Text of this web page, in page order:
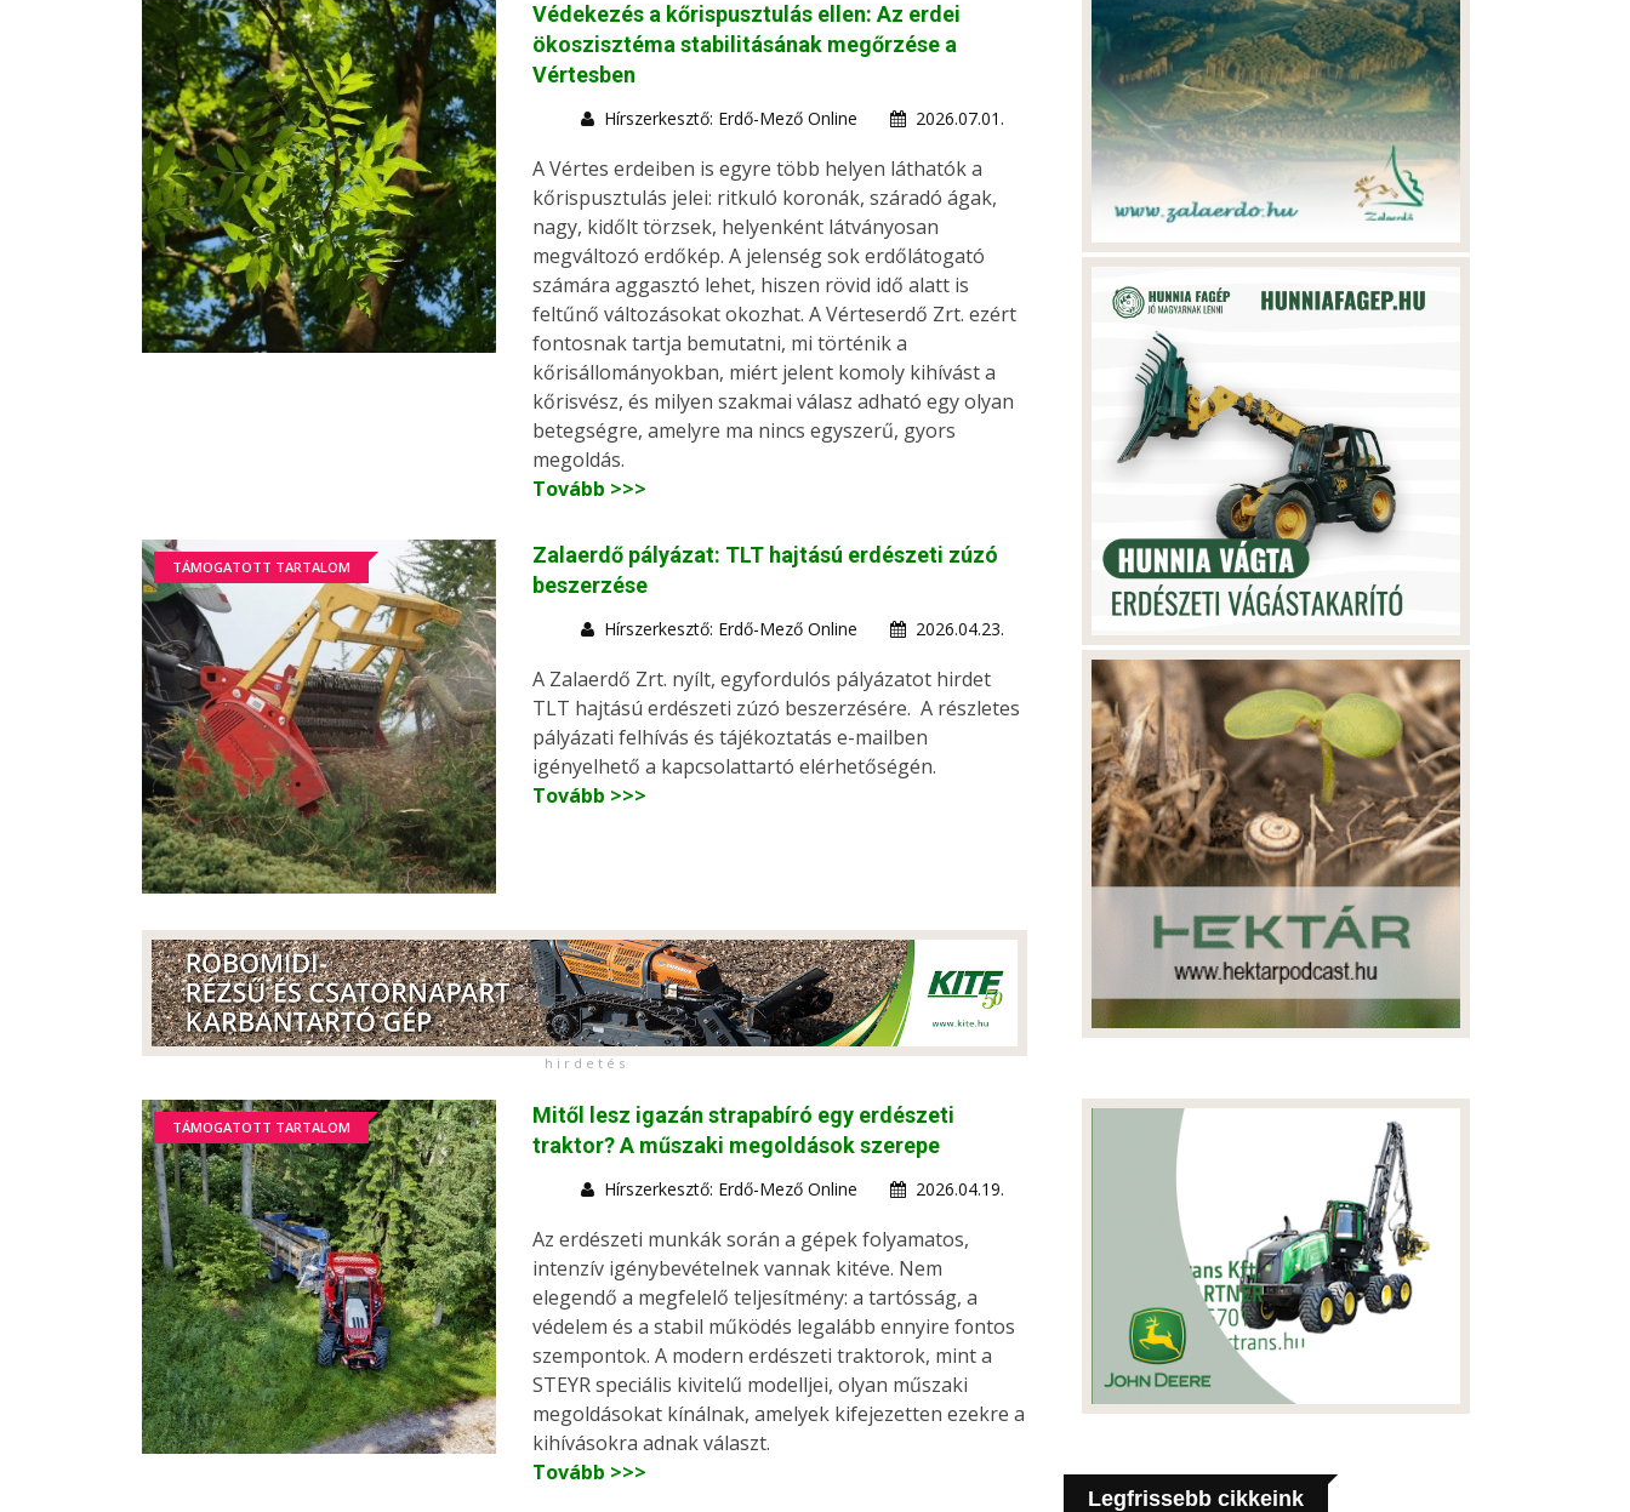
Védekezés a kőrispusztulás ellen: Az erdei
ökoszisztéma stabilitásának megőrzése a
Vértesben
Hírszerkesztő: Erdő-Mező Online 2026.07.01.
A Vértes erdeiben is egyre több helyen láthatók a
kőrispusztulás jelei: ritkuló koronák, száradó ágak,
nagy, kidőlt törzsek, helyenként látványosan
megváltozó erdőkép. A jelenség sok erdőlátogató
számára aggasztó lehet, hiszen rövid idő alatt is
feltűnő változásokat okozhat. A Vérteserdő Zrt. ezért
fontosnak tartja bemutatni, mi történik a
kőrisállományokban, miért jelent komoly kihívást a
kőrisvész, és milyen szakmai válasz adható egy olyan
betegségre, amelyre ma nincs egyszerű, gyors
megoldás.
Tovább >>>
TÁMOGATOTT TARTALOM
Zalaerdő pályázat: TLT hajtású erdészeti zúzó
beszerzése
Hírszerkesztő: Erdő-Mező Online 2026.04.23.
A Zalaerdő Zrt. nyílt, egyfordulós pályázatot hirdet
TLT hajtású erdészeti zúzó beszerzésére. A részletes
pályázati felhívás és tájékoztatás e-mailben
igényelhető a kapcsolattartó elérhetőségén.
Tovább >>>
h i r d e t é s
TÁMOGATOTT TARTALOM
Mitől lesz igazán strapabíró egy erdészeti
traktor? A műszaki megoldások szerepe
Hírszerkesztő: Erdő-Mező Online 2026.04.19.
Az erdészeti munkák során a gépek folyamatos,
intenzív igénybevételnek vannak kitéve. Nem
elegendő a megfelelő teljesítmény: a tartósság, a
védelem és a stabil működés legalább ennyire fontos
szempontok. A modern erdészeti traktorok, mint a
STEYR speciális kivitelű modelljei, olyan műszaki
megoldásokat kínálnak, amelyek kifejezetten ezekre a
kihívásokra adnak választ.
Tovább >>>
Legfrissebb cikkeink